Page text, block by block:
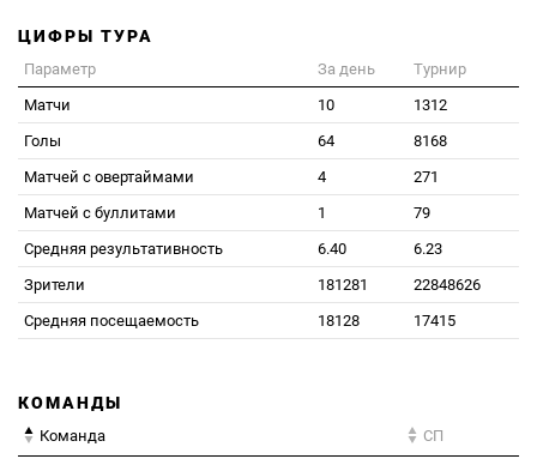
ЦИФРЫ ТУРА
Параметр За день
Турнир
Матчи
10
1312
Голы
64
8168
Матчей с овертаймами
4
271
Матчей с буллитами
1
79
Средняя результативность
6.40
6.23
Зрители
181281
22848626
Средняя посещаемость
18128 17415
КОМАНДЫ
Команда СП